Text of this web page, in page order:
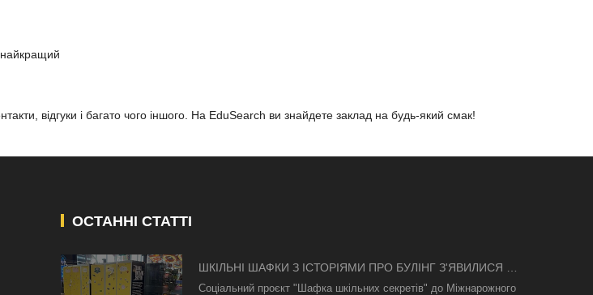
відгуки і багато чого іншого. На EduSearch ви знайдете заклад на будь-який смак!
ОСТАННІ СТАТТІ
ШКІЛЬНІ ШАФКИ З ІСТОРІЯМИ ПРО БУЛІНГ З'ЯВИЛИСЯ В
КИЄВІ
Соціальний проєкт "Шафка шкільних секретів" до Міжнарожного